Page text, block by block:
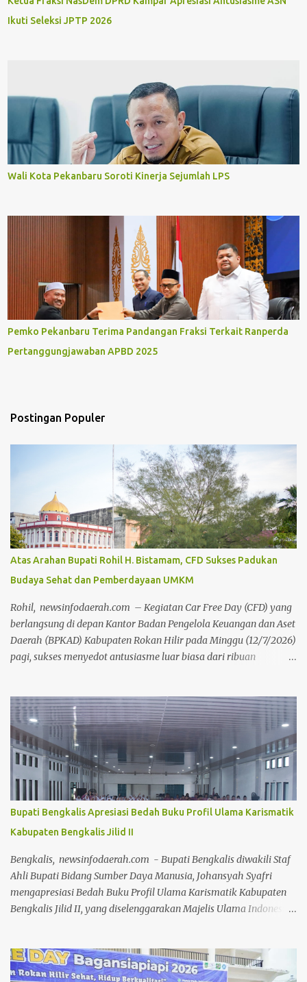
Ikuti Seleksi JPTP 2026
Wali Kota Pekanbaru Soroti Kinerja Sejumlah LPS
Pemko Pekanbaru Terima Pandangan Fraksi Terkait Ranperda
Pertanggungjawaban APBD 2025
Postingan Populer
Atas Arahan Bupati Rohil H. Bistamam, CFD Sukses Padukan
Budaya Sehat dan Pemberdayaan UMKM
Rohil, newsinfodaerah.com – Kegiatan Car Free Day (CFD) yang
berlangsung di depan Kantor Badan Pengelola Keuangan dan Aset
Daerah (BPKAD) Kabupaten Rokan Hilir pada Minggu (12/7/2026)
pagi, sukses menyedot antusiasme luar biasa dari ribuan
penuh oleh Pemerintah Kabupaten Rokan Hilir. Agenda tersebut
menjadi upaya nyata pemerintah untuk terus mendorong budaya
hidup sehat sekaligus menghidupkan ruang publik yang positif
bagi warga. Sejak pagi, warga dari berbagai kalangan usia
memanfaatkan momen bebas kendaraan bermotor ini untuk
berolahraga, mulai dari senam bersama, joging, hingga
bersepeda. Selain menjadi ajang menjaga kebugaran dan
bersilaturahmi, CFD kali ini juga sukses menjadi motor penggerak
ekonomi daerah. Puluhan pelaku Usaha Mikro, Kecil, dan
Menengah (UMKM) lokal yang memadati area kegiatan
melaporkan lonjakan omzet yang positif berkat ramainya pe...
Bupati Bengkalis Apresiasi Bedah Buku Profil Ulama Karismatik
Kabupaten Bengkalis Jilid II
Bengkalis, newsinfodaerah.com - Bupati Bengkalis diwakili Staf
Ahli Bupati Bidang Sumber Daya Manusia, Johansyah Syafri
mengapresiasi Bedah Buku Profil Ulama Karismatik Kabupaten
Bengkalis Jilid II, yang diselenggarakan Majelis Ulama Indonesia
during dengan menghadirkan berbagai tokoh selaku narasumber,
Jumat 24 Juli 2026, di aula gedung Diklat Jalan Kelapapati Darat